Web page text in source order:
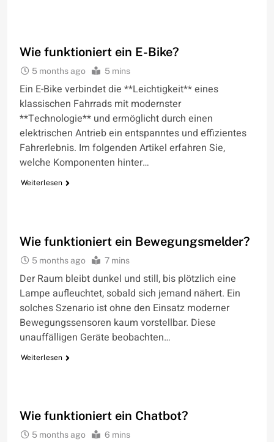
Wie funktioniert ein E-Bike?
5 months ago 5 mins
Ein E-Bike verbindet die **Leichtigkeit** eines
klassischen Fahrrads mit modernster
**Technologie** und ermöglicht durch einen
elektrischen Antrieb ein entspanntes und effizientes
Fahrerlebnis. Im folgenden Artikel erfahren Sie,
welche Komponenten hinter…
Weiterlesen
Wie funktioniert ein Bewegungsmelder?
5 months ago 7 mins
Der Raum bleibt dunkel und still, bis plötzlich eine
Lampe aufleuchtet, sobald sich jemand nähert. Ein
solches Szenario ist ohne den Einsatz moderner
Bewegungssensoren kaum vorstellbar. Diese
unauffälligen Geräte beobachten…
Weiterlesen
Wie funktioniert ein Chatbot?
5 months ago 6 mins